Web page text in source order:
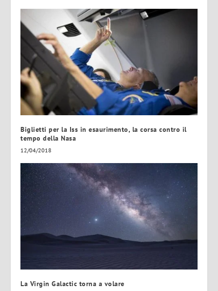
Biglietti per la Iss in esaurimento, la corsa contro il
tempo della Nasa
12/04/2018
La Virgin Galactic torna a volare